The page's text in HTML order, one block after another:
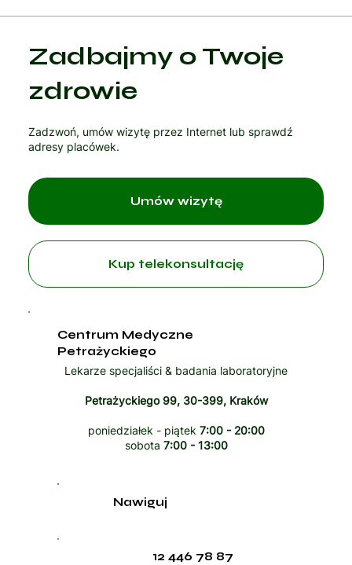
Zadbajmy o Twoje
zdrowie
Zadzwoń, umów wizytę przez Internet lub sprawdź
adresy placówek.
Kup telekonsultację
Centrum Medyczne
Petrażyckiego
Lekarze specjaliści & badania laboratoryjne
Petrażyckiego 99, 30-399, Kraków
poniedziałek - piątek 7:00 - 20:00
sobota 7:00 - 13:00
12 446 78 87
Nawiguj
Umów wizytę